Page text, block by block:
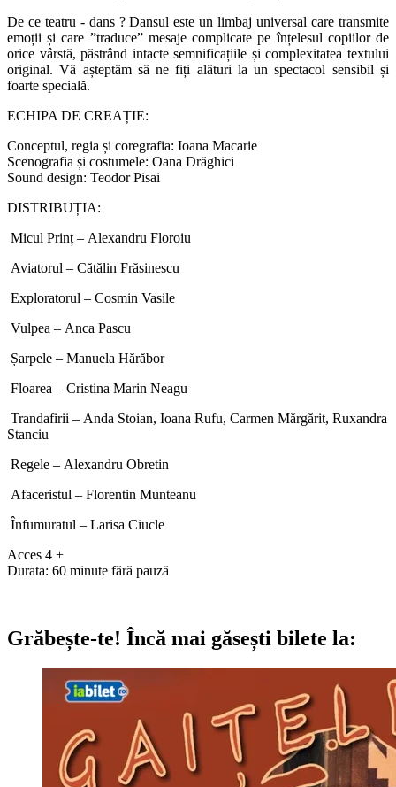
De ce teatru - dans ? Dansul este un limbaj universal care transmite
emoții și care ”traduce” mesaje complicate pe înțelesul copiilor de
orice vârstă, păstrând intacte semnificațiile și complexitatea textului
original. Vă așteptăm să ne fiți alături la un spectacol sensibil și
foarte specială.
ECHIPA DE CREAȚIE:
Conceptul, regia și coregrafia: Ioana Macarie
Scenografia și costumele: Oana Drăghici
Sound design: Teodor Pisai
DISTRIBUȚIA:
Micul Prinț – Alexandru Floroiu
Aviatorul – Cătălin Frăsinescu
Exploratorul – Cosmin Vasile
Vulpea – Anca Pascu
Șarpele – Manuela Hărăbor
Floarea – Cristina Marin Neagu
Trandafirii – Anda Stoian, Ioana Rufu, Carmen Mărgărit, Ruxandra
Stanciu
Regele – Alexandru Obretin
Afaceristul – Florentin Munteanu
Înfumuratul – Larisa Ciucle
Acces 4 +
Durata: 60 minute fără pauză
Grăbește-te! Încă mai găsești bilete la: